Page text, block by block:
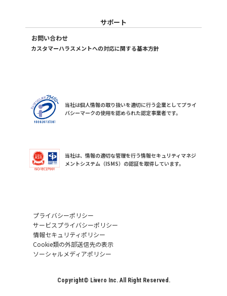
サポート
お問い合わせ
カスタマーハラスメントへの対応に関する基本方針
当社は個人情報の取り扱いを適切に行う企業としてプライ
バシーマークの使用を認められた認定事業者です。
当社は、情報の適切な管理を行う情報セキュリティマネジ
メントシステム（ISMS）の認証を取得しています。
プライバシーポリシー
サービスプライバシーポリシー
情報セキュリティポリシー
Cookie類の外部送信先の表示
ソーシャルメディアポリシー
Copyright© Livero Inc. All Right Reserved.